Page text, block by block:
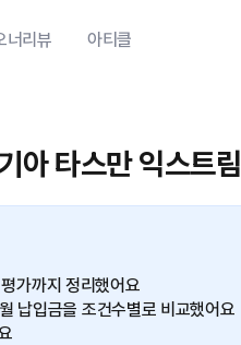
너리뷰 아티클
아 타스만 익스트림
가까지 정리했어요
납입금을 조건수별로 비교했어요